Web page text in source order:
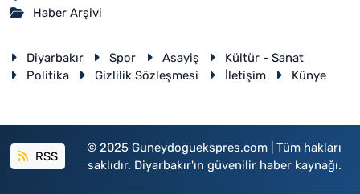
Haber Arşivi
Diyarbakır Spor Asayiş
Kültür - Sanat
Politika
Gizlilik Sözleşmesi İletişim Künye
RSS
© 2025 Guneydoguekspres.com | Tüm hakları
saklıdır. Diyarbakır'ın güvenilir haber kaynağı.